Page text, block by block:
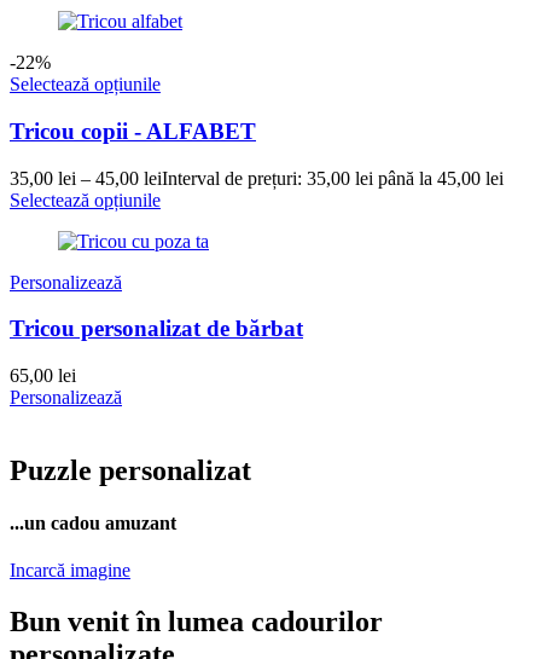
-22%
Selectează opțiunile
Tricou copii - ALFABET
35,00 lei – 45,00 leiInterval de prețuri: 35,00 lei până la 45,00 lei
Selectează opțiunile
Personalizează
Tricou personalizat de bărbat
65,00 lei
Personalizează
Puzzle personalizat
...un cadou amuzant
Incarcă imagine
Bun venit în lumea cadourilor